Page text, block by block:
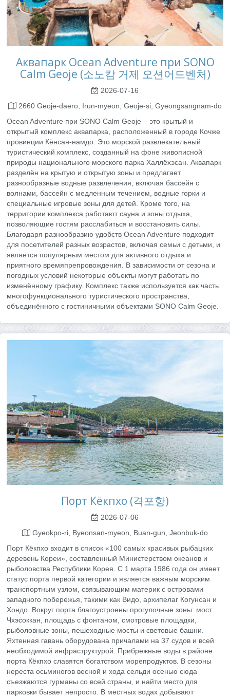
Аквапарк Ocean Adventure при SONO
Calm Geoje (소노캄 거제 오션어드벤처)
2026-07-16
2660 Geoje-daero, Irun-myeon, Geoje-si, Gyeongsangnam-do
Ocean Adventure при SONO Calm Geoje – это крытый и
открытый комплекс аквапарка, расположенный в городе Кочже
провинции Кёнсан-намдо. Это морской развлекательный
туристический комплекс, созданный на фоне живописной
природы национального морского парка Халлёхэсан. Аквапарк
разделён на крытую и открытую зоны и предлагает
разнообразные водные развлечения, включая бассейн с
волнами, бассейн с медленным течением, водные горки и
специальные игровые зоны для детей. Кроме того, на
территории комплекса работают сауна и зоны отдыха,
позволяющие гостям расслабиться и восстановить силы.
Благодаря разнообразию удобств Ocean Adventure подходит
для посетителей разных возрастов, включая семьи с детьми, и
является популярным местом для активного отдыха и
приятного времяпрепровождения. В зависимости от сезона и
погодных условий некоторые объекты могут работать по
изменённому графику. Комплекс также используется как часть
многофункционального туристического пространства,
объединённого с гостиничными объектами SONO Calm Geoje.
Порт Кёкпхо (격포항)
2026-07-06
Gyeokpo-ri, Byeonsan-myeon, Buan-gun, Jeonbuk-do
Порт Кёкпхо входит в список «100 самых красивых рыбацких
деревень Кореи», составленный Министерством океанов и
рыболовства Республики Корея. С 1 марта 1986 года он имеет
статус порта первой категории и является важным морским
транспортным узлом, связывающим материк с островами
западного побережья, такими как Видо, архипелаг Когунсан и
Хондо. Вокруг порта благоустроены прогулочные зоны: мост
Чхэсоккан, площадь с фонтаном, смотровые площадки,
рыболовные зоны, пешеходные мосты и световые башни.
Яхтенная гавань оборудована причалами на 37 судов и всей
необходимой инфраструктурой. Прибрежные воды в районе
порта Кёкпхо славятся богатством морепродуктов. В сезоны
нереста осьминогов весной и хода сельди осенью сюда
съезжаются гурманы со всей страны, и найти место для
парковки бывает непросто. В местных водах добывают